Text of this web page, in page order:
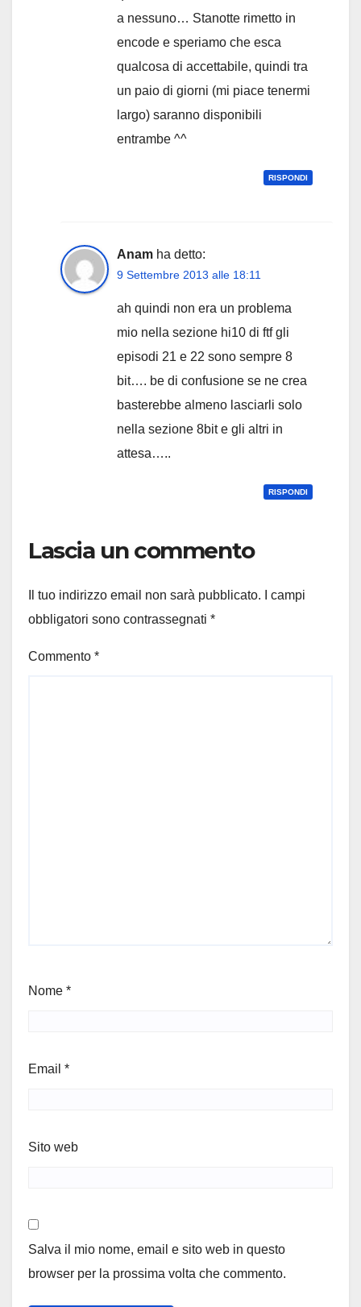
a nessuno… Stanotte rimetto in
encode e speriamo che esca
qualcosa di accettabile, quindi tra
un paio di giorni (mi piace tenermi
largo) saranno disponibili
entrambe ^^
RISPONDI
Anam ha detto:
9 Settembre 2013 alle 18:11
ah quindi non era un problema
mio nella sezione hi10 di ftf gli
episodi 21 e 22 sono sempre 8
bit…. be di confusione se ne crea
basterebbe almeno lasciarli solo
nella sezione 8bit e gli altri in
attesa…..
RISPONDI
Lascia un commento
Il tuo indirizzo email non sarà pubblicato.
I campi
obbligatori sono contrassegnati *
Commento *
Nome *
Email *
Sito web
Salva il mio nome, email e sito web in questo
browser per la prossima volta che commento.